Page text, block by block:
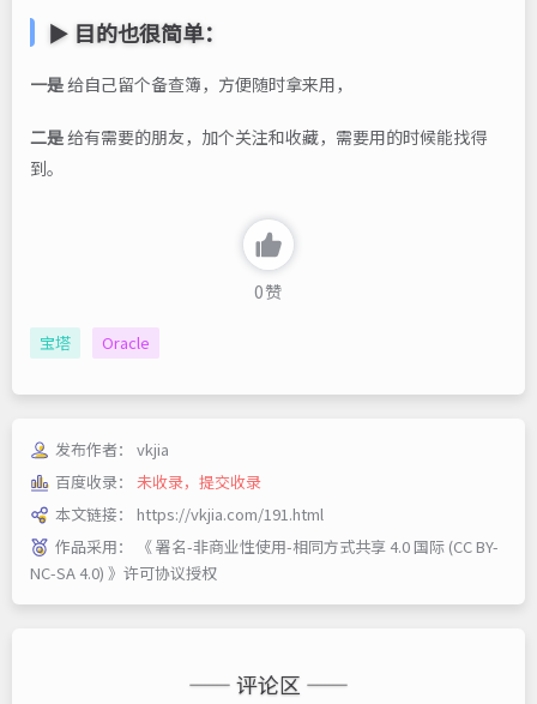
▶ 目的也很简单：
一是给自己留个备查簿，方便随时拿来用，
二是给有需要的朋友，加个关注和收藏，需要用的时候能找得
到。
0赞
宝塔 Oracle
发布作者：
vkjia
百度收录：
未收录，提交收录
本文链接：
https://vkjia.com/191.html
作品采用：
《署名-非商业性使用-相同方式共享 4.0 国际 (CC BY-
NC-SA 4.0) 》许可协议授权
—— 评论区 ——